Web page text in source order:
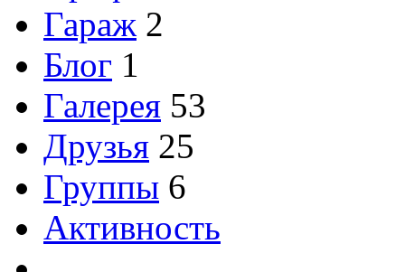
Гараж 2
Блог 1
Галерея 53
Друзья 25
Группы 6
Активность